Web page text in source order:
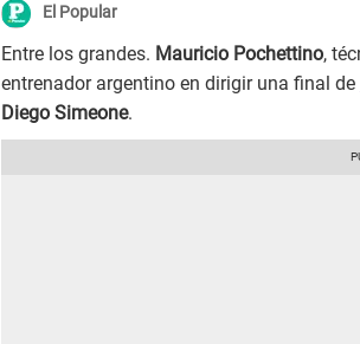
El Popular
Entre los grandes. Mauricio Pochettino,
entrenador argentino en dirigir una final de
Diego Simeone.